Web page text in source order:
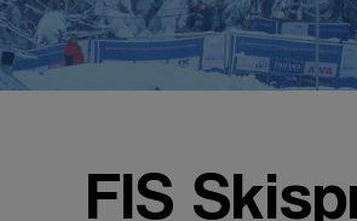
FIS